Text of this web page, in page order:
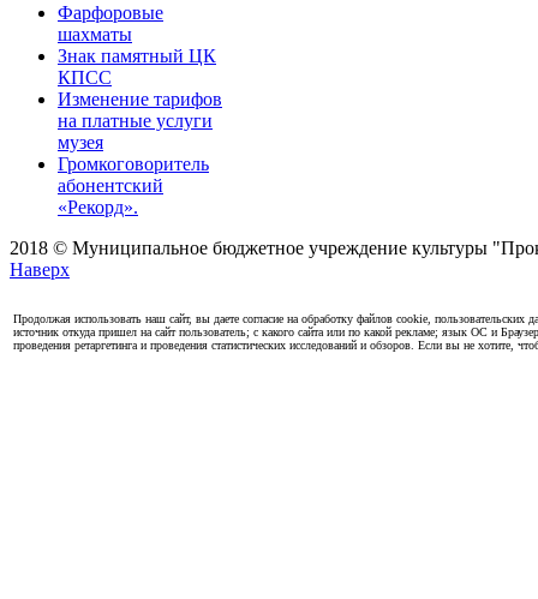
Фарфоровые
шахматы
Знак памятный ЦК
КПСС
Изменение тарифов
на платные услуги
музея
Громкоговоритель
абонентский
«Рекорд».
2018 © Муниципальное бюджетное учреждение культуры
Наверх
Продолжая использовать наш сайт, вы даете согласие на обработку файлов cookie,
источник откуда пришел на сайт пользователь; с какого сайта или по какой рекламе; язык ОС и
проведения ретаргетинга и проведения статистических исследований и обзоров. Если вы не хотите,